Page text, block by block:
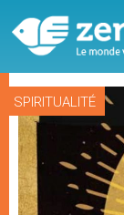
SPIRITUALITÉ